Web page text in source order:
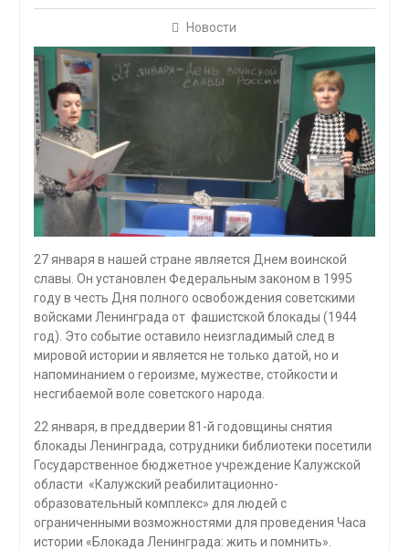
Новости
27 января в нашей стране является Днем воинской
славы. Он установлен Федеральным законом в 1995
году в честь Дня полного освобождения советскими
войсками Ленинграда от фашистской блокады (1944
год). Это событие оставило неизгладимый след в
мировой истории и является не только датой, но и
напоминанием о героизме, мужестве, стойкости и
несгибаемой воле советского народа.
22 января, в преддверии 81-й годовщины снятия
блокады Ленинграда, сотрудники библиотеки посетили
Государственное бюджетное учреждение Калужской
области «Калужский реабилитационно-
образовательный комплекс» для людей с
ограниченными возможностями для проведения Часа
истории «Блокада Ленинграда: жить и помнить».